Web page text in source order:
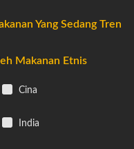
Yang Sedang Tren
Makanan Etnis
Cina
India